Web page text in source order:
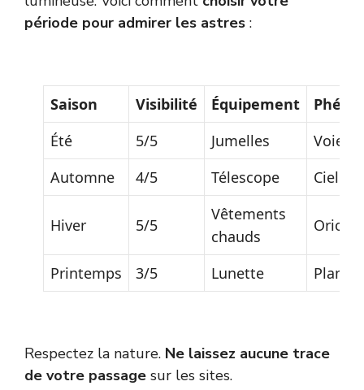
période pour admirer les astres :
Saison Visibilité Équipement
Été
5/5 Jumelles
Voie
Automne
4/5 Télescope Ciel
Hiver 5/5
Vêtements
chauds
Orion
Printemps 3/5 Lunette
Respectez la nature. Ne laissez aucune trace
de votre passage sur les sites.